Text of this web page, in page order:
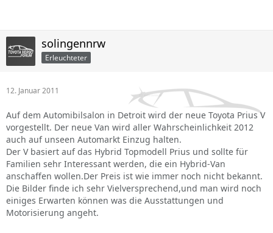
solingennrw
Erleuchteter
12. Januar 2011
Auf dem Automibilsalon in Detroit wird der neue Toyota Prius V
vorgestellt. Der neue Van wird aller Wahrscheinlichkeit 2012
auch auf unseen Automarkt Einzug halten.
Der V basiert auf das Hybrid Topmodell Prius und sollte für
Familien sehr Interessant werden, die ein Hybrid-Van
anschaffen wollen.Der Preis ist wie immer noch nicht bekannt.
Die Bilder finde ich sehr Vielversprechend,und man wird noch
einiges Erwarten können was die Ausstattungen und
Motorisierung angeht.